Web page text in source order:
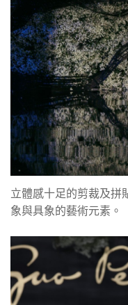
立體感十足的剪裁及拼
象與具象的藝術元素。